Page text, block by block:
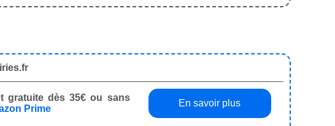
gratuite dès 35€ ou sans
Prime
En savoir plus